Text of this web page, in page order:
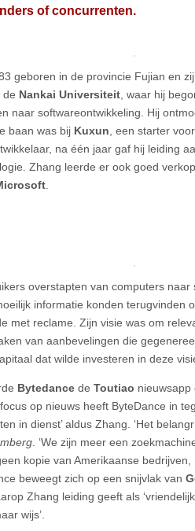
of concurrenten.
geboren in de provincie Fujian en
de Nankai Universiteit , waar hij
naar softwareontwikkeling. Hij
baan was bij Kuxun , een starter
na één jaar gaf hij leiding
Zhang leerde er ook goed
overstapten van computers
informatie konden terugvinden
met reclame. Zijn visie was om
van aanbevelingen die
dat wilde investeren in deze
Bytedance de Toutiao nieuwsapp
op nieuws heeft ByteDance in
in dienst’ aldus Zhang. ‘Het
. ‘We zijn meer een
kopie van Amerikaanse
beweegt zich op een snijvlak van
Zhang leiding geeft als
wijs’.